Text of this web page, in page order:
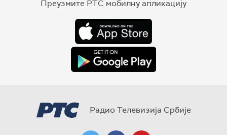
Преузмите РТС мобилну апликацију
Радио Телевизија Србије